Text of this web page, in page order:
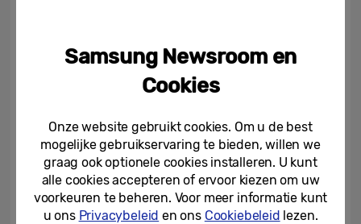
09-01-2023
Samsung deelt zijn visie om
06-01-2023
Samsung SmartThings speelt
centrale rol in baanbrekende
HCA-standaard
Samsung Newsroom en
Cookies
Onze website gebruikt cookies. Om u de best
mogelijke gebruikservaring te bieden, willen we
graag ook optionele cookies installeren. U kunt
alle cookies accepteren of ervoor kiezen om uw
voorkeuren te beheren. Voor meer informatie kunt
u ons Privacybeleid en ons Cookiebeleid lezen.